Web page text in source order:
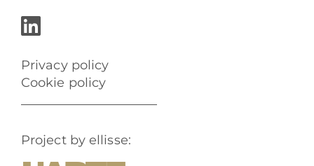
Privacy policy
Cookie policy
Project by ellisse: